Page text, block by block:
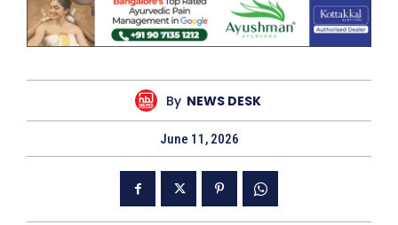
By NEWS DESK
June 11, 2026